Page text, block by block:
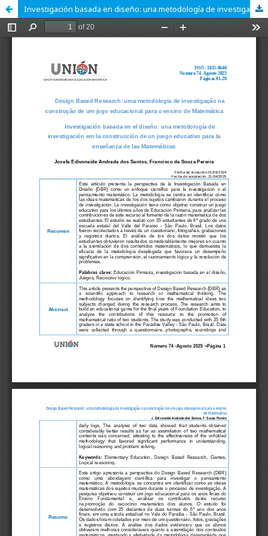
Investigación basada en diseño: una metodología de investigación sobre el uso de juegos para la enseñanza de las Matemáticas